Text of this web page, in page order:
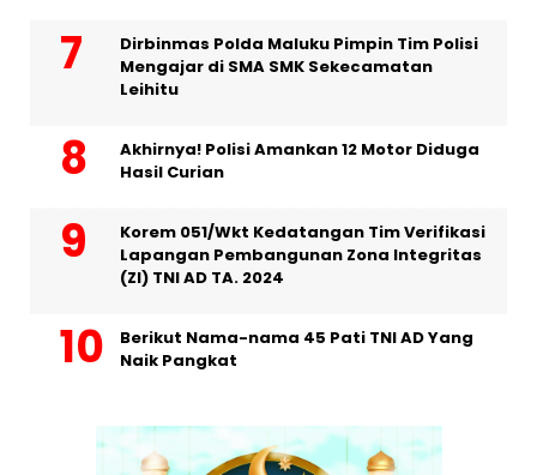
Dirbinmas Polda Maluku Pimpin Tim Polisi
Mengajar di SMA SMK Sekecamatan
Leihitu
Akhirnya! Polisi Amankan 12 Motor Diduga
Hasil Curian
Korem 051/Wkt Kedatangan Tim Verifikasi
Lapangan Pembangunan Zona Integritas
(ZI) TNI AD TA. 2024
Berikut Nama-nama 45 Pati TNI AD Yang
Naik Pangkat